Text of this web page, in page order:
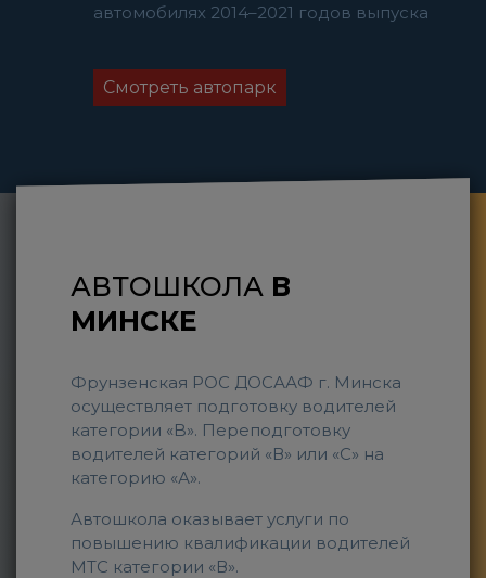
автомобилях 2014–2021 годов выпуска
Смотреть автопарк
АВТОШКОЛА В
МИНСКЕ
Фрунзенская РОС ДОСААФ г. Минска
осуществляет подготовку водителей
категории «B». Переподготовку
водителей категорий «В» или «С» на
категорию «А».
Автошкола оказывает услуги по
повышению квалификации водителей
МТС категории «В».